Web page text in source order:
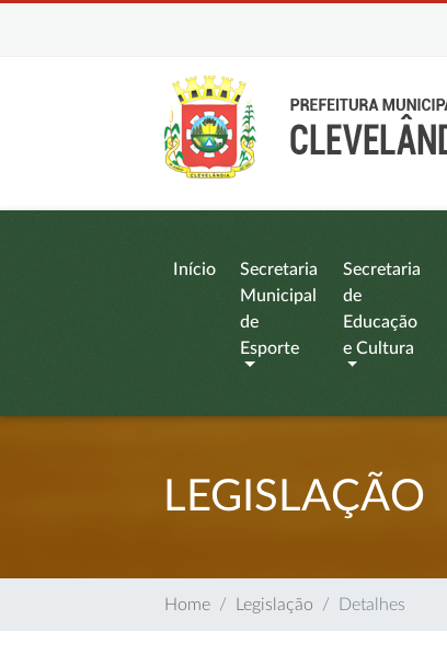
Início
Secretaria
Municipal
de
Esporte
Secretaria
de
Educação
e Cultura
LEGISLAÇÃO
Home Legislação Detalhes